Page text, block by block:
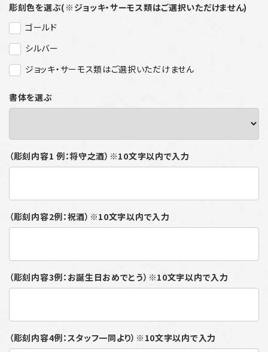
彫刻色を選ぶ(※ジョッキ・サーモス類はご選択いただけません)
ゴールド
シルバー
ジョッキ・サーモス類はご選択いただけません
書体を選ぶ
（彫刻内容1 例：将守之酒）※10文字以内で入力
（彫刻内容2例：祝酒）※10文字以内で入力
（彫刻内容3例：お誕生日おめでとう）※10文字以内で入力
（彫刻内容4例：スタッフ一同より）※10文字以内で入力